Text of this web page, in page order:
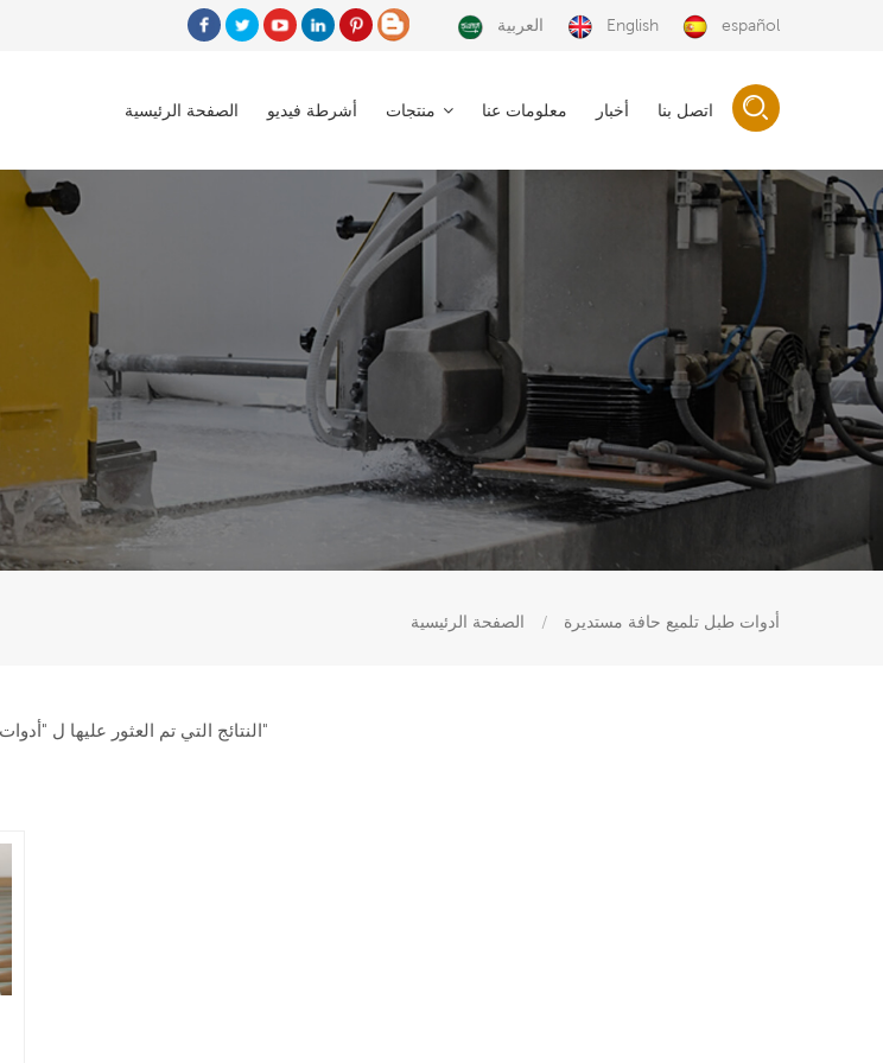
العربية English español
الصفحة الرئيسية أشرطة فيديو منتجات معلومات عنا أخبار اتصل بنا
الصفحة الرئيسية / أدوات طبل تلميع حافة مستديرة
1 النتائج التي تم العثور عليها ل "أدوات طبل تلميع حافة مستديرة"